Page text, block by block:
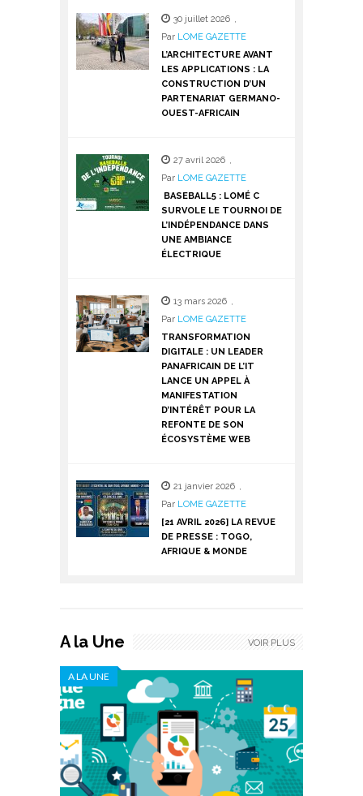
30 juillet 2026 ,
Par LOME GAZETTE
L’ARCHITECTURE AVANT
LES APPLICATIONS : LA
CONSTRUCTION D’UN
PARTENARIAT GERMANO-
OUEST-AFRICAIN
27 avril 2026 ,
Par LOME GAZETTE
BASEBALL5 : LOMÉ C
SURVOLE LE TOURNOI DE
L’INDÉPENDANCE DANS
UNE AMBIANCE
ÉLECTRIQUE
13 mars 2026 ,
Par LOME GAZETTE
TRANSFORMATION
DIGITALE : UN LEADER
PANAFRICAIN DE L’IT
LANCE UN APPEL À
MANIFESTATION
D’INTÉRÊT POUR LA
REFONTE DE SON
ÉCOSYSTÈME WEB
21 janvier 2026 ,
Par LOME GAZETTE
[21 AVRIL 2026] LA REVUE
DE PRESSE : TOGO,
AFRIQUE & MONDE
A la Une
A LA UNE
VOIR PLUS